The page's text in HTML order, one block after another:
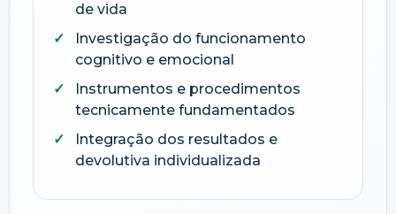
de vida
Investigação do funcionamento
cognitivo e emocional
Instrumentos e procedimentos
tecnicamente fundamentados
Integração dos resultados e
devolutiva individualizada